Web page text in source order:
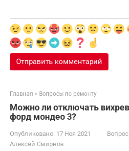
Главная » Вопросы по ремонту
Можно ли отключать
форд мондео 3?
Опубликовано: 17 Ноя 2021
Алексей Смирнов